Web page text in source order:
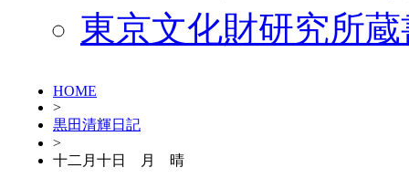
東京文化財研究所
HOME
>
黒田清輝日記
>
十二月十日 月 晴